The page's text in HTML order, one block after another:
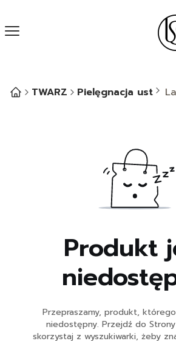
Menu
TWARZ Pielęgnacja ust
Produkt
Przepraszamy, produkt,
niedostępny. Przejdź do
skorzystaj z wyszukiwarki, żeby